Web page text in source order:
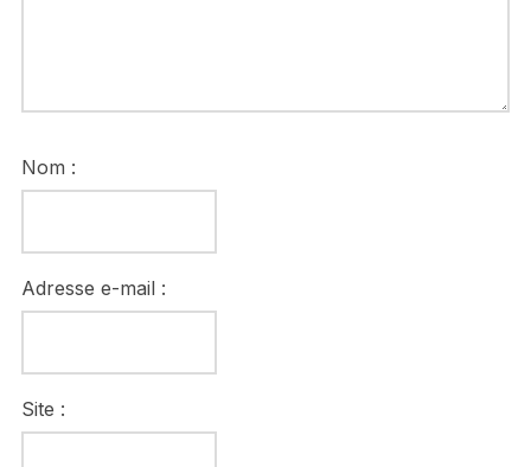
Nom :
Adresse e-mail :
Site :